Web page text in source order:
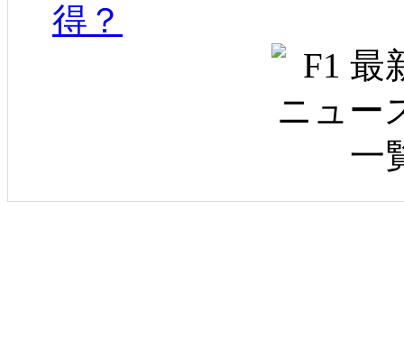
得？